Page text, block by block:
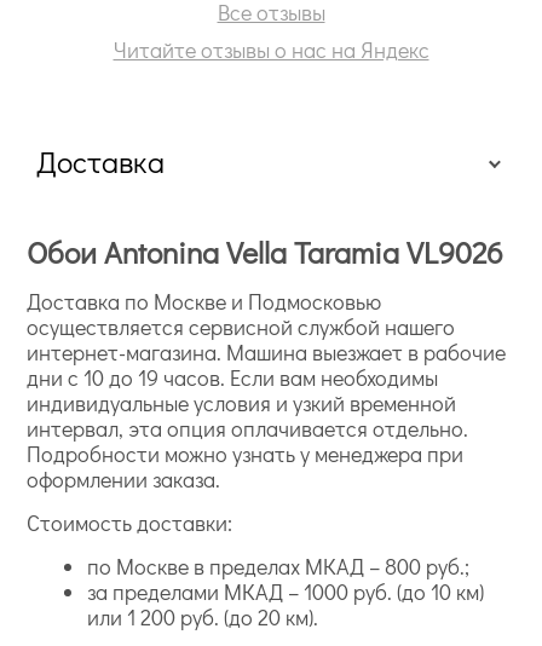
Все отзывы
Читайте отзывы о нас на Яндекс
Доставка
Обои Antonina Vella Taramia VL9026
Доставка по Москве и Подмосковью
осуществляется сервисной службой нашего
интернет-магазина. Машина выезжает в рабочие
дни с 10 до 19 часов. Если вам необходимы
индивидуальные условия и узкий временной
интервал, эта опция оплачивается отдельно.
Подробности можно узнать у менеджера при
оформлении заказа.
Стоимость доставки:
по Москве в пределах МКАД – 800 руб.;
за пределами МКАД – 1000 руб. (до 10 км)
или 1 200 руб. (до 20 км).